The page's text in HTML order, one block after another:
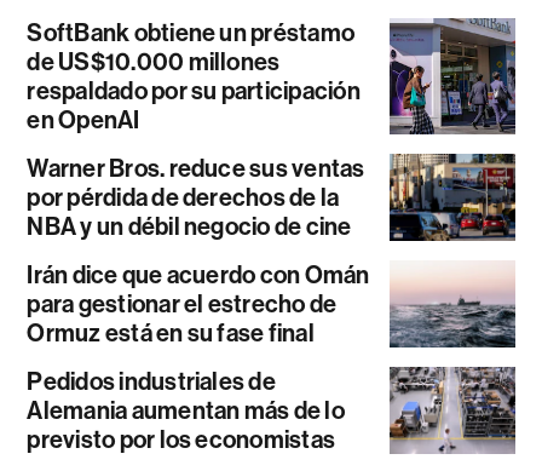
SoftBank obtiene un préstamo
de US$10.000 millones
respaldado por su participación
en OpenAI
Warner Bros. reduce sus ventas
por pérdida de derechos de la
NBA y un débil negocio de cine
Irán dice que acuerdo con Omán
para gestionar el estrecho de
Ormuz está en su fase final
Pedidos industriales de
Alemania aumentan más de lo
previsto por los economistas